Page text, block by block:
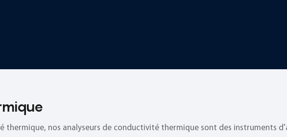
thermique, nos analyseurs de conductivité thermique sont des instruments